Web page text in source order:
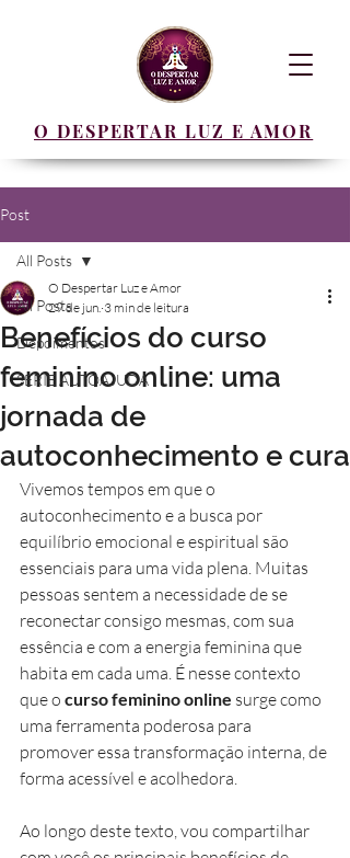
O DESPERTAR LUZ E AMOR
Post
All Posts
Depoimentos
SERIE AUTOAJUDA
All Posts
Benefícios do curso
feminino online: uma
jornada de
autoconhecimento e cura
O Despertar Luz e Amor
29 de jun. 3 min de leitura
Vivemos tempos em que o
autoconhecimento e a busca por
equilíbrio emocional e espiritual são
essenciais para uma vida plena. Muitas
pessoas sentem a necessidade de se
reconectar consigo mesmas, com sua
essência e com a energia feminina que
habita em cada uma. É nesse contexto
que o curso feminino online surge como
uma ferramenta poderosa para
promover essa transformação interna, de
forma acessível e acolhedora.
Ao longo deste texto, vou compartilhar